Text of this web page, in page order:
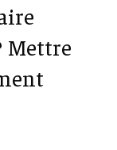
Mettre